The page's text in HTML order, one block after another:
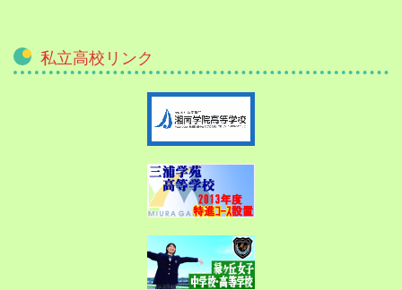
私立高校リンク